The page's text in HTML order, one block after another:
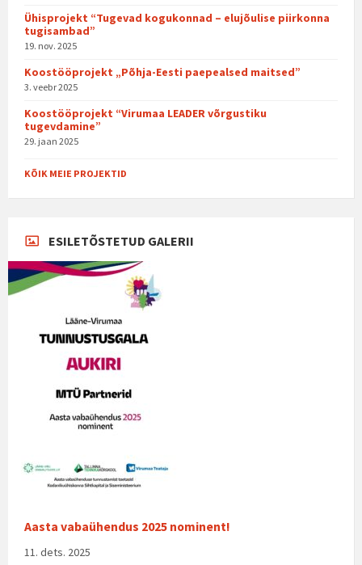
Ühisprojekt “Tugevad kogukonnad – elujõulise piirkonna
tugisambad”
19. nov. 2025
Koostööprojekt „Põhja-Eesti paepealsed maitsed”
3. veebr 2025
Koostööprojekt “Virumaa LEADER võrgustiku
tugevdamine”
29. jaan 2025
KÕIK MEIE PROJEKTID
ESILETÕSTETUD GALERII
Aasta vabaühendus 2025 nominent!
11. dets. 2025